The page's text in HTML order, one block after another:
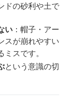
ドの砂利や土で
い ：帽子・アー
スが崩れやすい
スです。
という意識の切